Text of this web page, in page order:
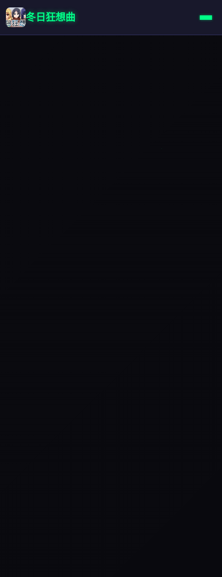
冬日狂想曲